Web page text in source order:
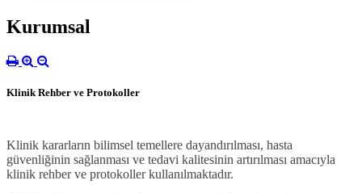
Kurumsal
Klinik Rehber ve Protokoller
Klinik kararların bilimsel temellere dayandırılması, hasta
güvenliğinin sağlanması ve tedavi kalitesinin artırılması amacıyla
klinik rehber ve protokoller kullanılmaktadır.